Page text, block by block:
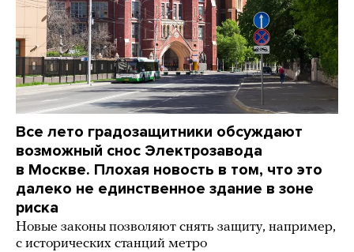
Все лето градозащитники обсуждают
возможный снос Электрозавода
в Москве. Плохая новость в том, что это
далеко не единственное здание в зоне
риска
Новые законы позволяют снять защиту, например,
с исторических станций метро